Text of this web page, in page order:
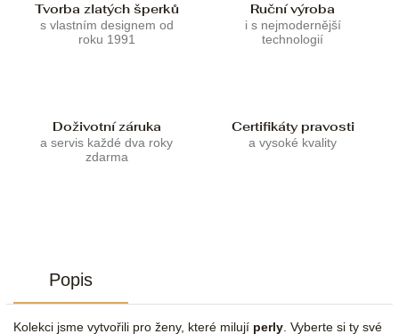
Tvorba zlatých šperků
s vlastním designem od
roku 1991
Ruční výroba
i s nejmodernější
technologií
Doživotní záruka
a servis každé dva roky
zdarma
Certifikáty pravosti
a vysoké kvality
Popis
Kolekci jsme vytvořili pro ženy, které milují perly . Vyberte si ty své